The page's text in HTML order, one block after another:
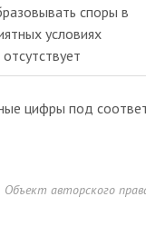
споры в
условиях
цифры под
Объект авторского